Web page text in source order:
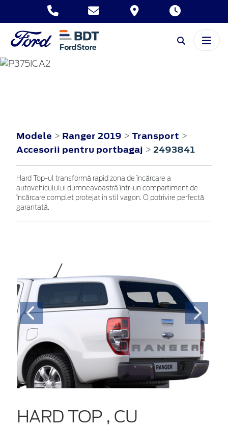
RANGER
Modele > Ranger 2019 > Transport >
Accesorii pentru portbagaj > 2493841
Hard Top-ul transformă rapid zona de încărcare a
autovehiculului dumneavoastră într-un compartiment de
încărcare complet protejat în stil vagon. O potrivire perfectă
garantată.
HARD TOP , CU